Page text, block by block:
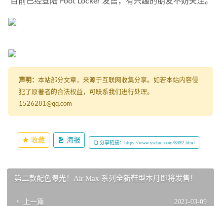
声明： 本站部分文章，来源于互联网收集分享。如若本站内容侵
犯了原著者的合法权益，可联系我们进行处理。
1526281@qq.com
收藏 海报 分享链接：https://www.ysehui.com/8392.html
第二款配色曝光！Air Max 系列全新鞋型本月即将发售！
上一篇 2021-03-09